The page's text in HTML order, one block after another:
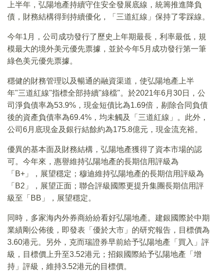
上半年，弘陽地產持續守住安全發展底線，統籌推進降負
債，財務結構得到持續優化，「三道紅線」保持了零踩線。
今年1月，公司成功發行了歷史上年期最長，利率最低，規
模最大的境外美元優先票據，並於今年5月成功發行第一筆
綠色美元優先票據。
穩健的財務管理以及暢通的融資渠道，使弘陽地產上半
年"三道紅線"指標全部持續"綠檔"。於2021年6月30日，公
司淨負債率為53.9%，現金短債比為1.69倍，剔除合同負債
後的資產負債率為69.4%，均未觸及「三道紅線」。此外，
公司6月底現金及銀行結餘約為175.8億元，現金流充裕。
優異的基本面及財務結構，弘陽地產獲得了資本市場的認
可。今年來，惠譽維持弘陽地產的長期信用評級為
「B+」，展望穩定；穆迪維持弘陽地產的長期信用評級為
「B2」，展望正面；聯合評級國際更提升集團長期信用評
級至「BB」，展望穩定。
同時，多家海内外券商紛紛看好弘陽地產。建銀國際於中期
業績剛公佈後，即發表「優於大市」的研究報告，目標價為
3.60港元。另外，克而瑞證券早前給予弘陽地產「買入」評
級，目標價上升至3.52港元；招銀國際給予弘陽地產「增
持」評級，維持3.52港元的目標價。